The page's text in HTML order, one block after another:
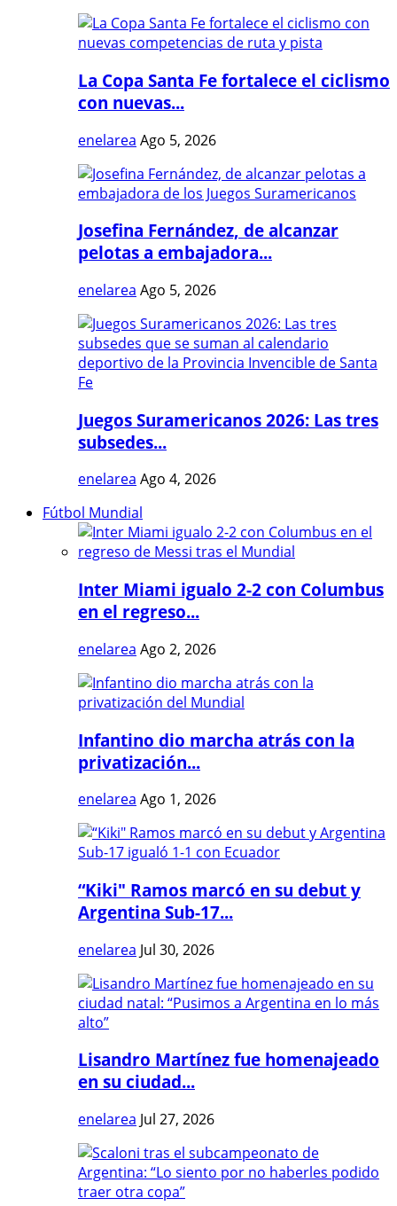
La Copa Santa Fe fortalece el ciclismo
con nuevas...
enelarea Ago 5, 2026
Josefina Fernández, de alcanzar
pelotas a embajadora...
enelarea Ago 5, 2026
Juegos Suramericanos 2026: Las tres
subsedes...
enelarea Ago 4, 2026
Fútbol Mundial
Inter Miami igualo 2-2 con Columbus
en el regreso...
enelarea Ago 2, 2026
Infantino dio marcha atrás con la
privatización...
enelarea Ago 1, 2026
“Kiki" Ramos marcó en su debut y
Argentina Sub-17...
enelarea Jul 30, 2026
Lisandro Martínez fue homenajeado
en su ciudad...
enelarea Jul 27, 2026